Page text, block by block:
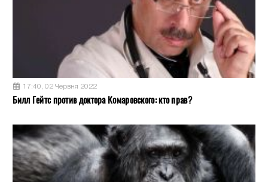
17:40, 02 Червня 2022
Билл Гейтс против доктора Комаровского: кто прав?